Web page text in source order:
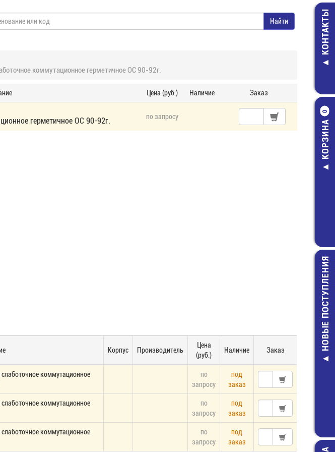
КОНТАКТЫ
КОРЗИНА
0
FRC1-10
Шлейф
НОВЫЕ ПОСТУПЛЕНИЯ
коммутационное герметичное ОС 90-92г.
Цена (руб.) Наличие Заказ
герметичное ОС 90-92г.
по запросу
Корпус Производитель
Цена
(руб.)
Наличие Заказ
слаботочное коммутационное
по
запросу
под
заказ
слаботочное коммутационное
по
запросу
под
заказ
слаботочное коммутационное
по
запросу
под
заказ